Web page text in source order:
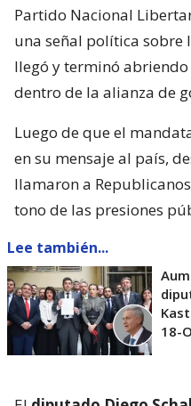
Partido Nacional
una señal política sobre
llegó y terminó
dentro de la alianza de
Luego de que el
en su mensaje al país,
llamaron a
tono de las presiones
Lee también...
18-O